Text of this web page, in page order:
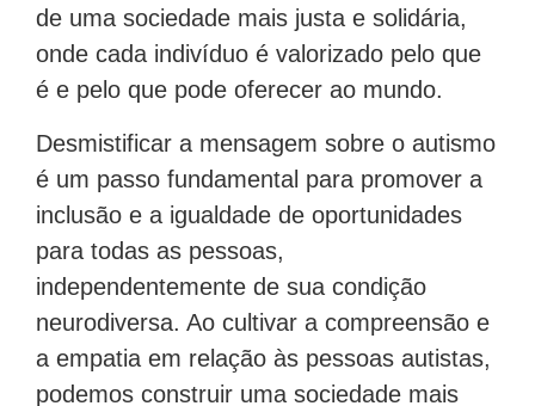
de uma sociedade mais justa e solidária,
onde cada indivíduo é valorizado pelo que
é e pelo que pode oferecer ao mundo.
Desmistificar a mensagem sobre o autismo
é um passo fundamental para promover a
inclusão e a igualdade de oportunidades
para todas as pessoas,
independentemente de sua condição
neurodiversa. Ao cultivar a compreensão e
a empatia em relação às pessoas autistas,
podemos construir uma sociedade mais